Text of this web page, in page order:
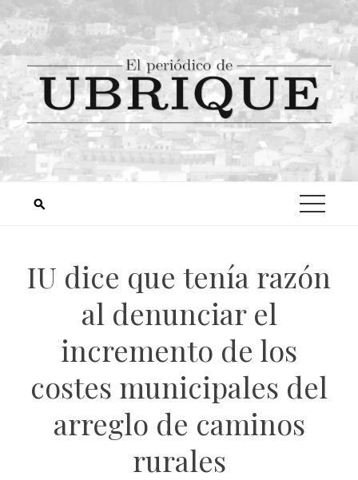
IU dice que tenía razón
al denunciar el
incremento de los
costes municipales del
arreglo de caminos
rurales